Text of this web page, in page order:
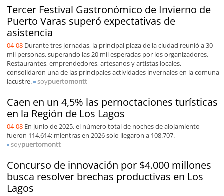
Tercer Festival Gastronómico de Invierno de
Puerto Varas superó expectativas de
asistencia
04-08 Durante tres jornadas, la principal plaza de la ciudad reunió a 30
mil personas, superando las 20 mil esperadas por los organizadores.
Restaurantes, emprendedores, artesanos y artistas locales,
consolidaron una de las principales actividades invernales en la comuna
lacustre.
soypuertomontt
Caen en un 4,5% las pernoctaciones turísticas
en la Región de Los Lagos
04-08 En junio de 2025, el número total de noches de alojamiento
fueron 114.614; mientras en 2026 solo llegaron a 108.707.
soypuertomontt
Concurso de innovación por $4.000 millones
busca resolver brechas productivas en Los
Lagos